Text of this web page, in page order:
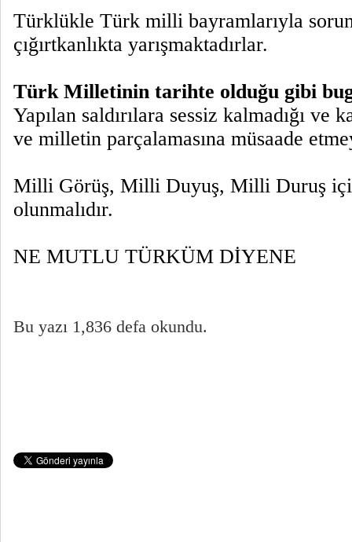
Türklükle Türk milli bayramlarıyla
çığırtkanlıkta yarışmaktadırlar.
Türk Milletinin tarihte olduğu gibi
Yapılan saldırılara sessiz kalmadığı ve
ve milletin parçalamasına müsaade
Milli Görüş, Milli Duyuş, Milli Duruş
olunmalıdır.
NE MUTLU TÜRKÜM DİYENE
Bu yazı 1,836 defa okundu.